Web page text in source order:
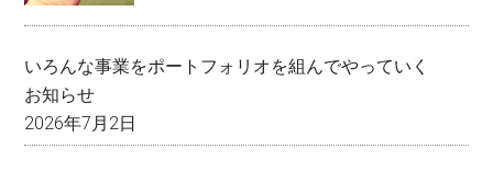
いろんな事業をポートフォリオを組んでやっていく
お知らせ
2026年7月2日